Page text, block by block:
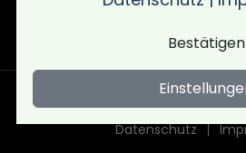
Copyright © Blaulicht Ticker 2026 .
UG (haftungsbeschränkt).
Datenschutz
Bestätigen